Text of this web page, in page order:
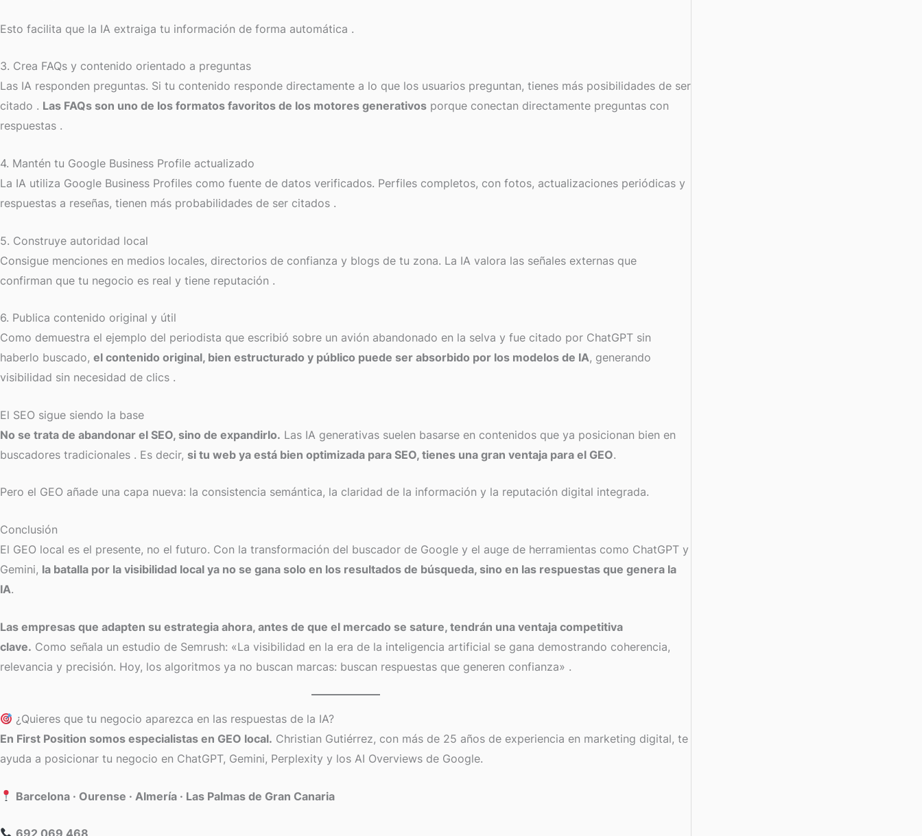
Esto facilita que la IA extraiga tu información de forma automática .
3. Crea FAQs y contenido orientado a preguntas
Las IA responden preguntas. Si tu contenido responde directamente a lo que los usuarios preguntan, tienes más posibilidades de ser
citado . Las FAQs son uno de los formatos favoritos de los motores generativos porque conectan directamente preguntas con
respuestas .
4. Mantén tu Google Business Profile actualizado
La IA utiliza Google Business Profiles como fuente de datos verificados. Perfiles completos, con fotos, actualizaciones periódicas y
respuestas a reseñas, tienen más probabilidades de ser citados .
5. Construye autoridad local
Consigue menciones en medios locales, directorios de confianza y blogs de tu zona. La IA valora las señales externas que
confirman que tu negocio es real y tiene reputación .
6. Publica contenido original y útil
Como demuestra el ejemplo del periodista que escribió sobre un avión abandonado en la selva y fue citado por ChatGPT sin
haberlo buscado, el contenido original, bien estructurado y público puede ser absorbido por los modelos de IA, generando
visibilidad sin necesidad de clics .
El SEO sigue siendo la base
No se trata de abandonar el SEO, sino de expandirlo. Las IA generativas suelen basarse en contenidos que ya posicionan bien en
buscadores tradicionales . Es decir, si tu web ya está bien optimizada para SEO, tienes una gran ventaja para el GEO.
Pero el GEO añade una capa nueva: la consistencia semántica, la claridad de la información y la reputación digital integrada.
Conclusión
El GEO local es el presente, no el futuro. Con la transformación del buscador de Google y el auge de herramientas como ChatGPT y
Gemini, la batalla por la visibilidad local ya no se gana solo en los resultados de búsqueda, sino en las respuestas que genera la
IA.
Las empresas que adapten su estrategia ahora, antes de que el mercado se sature, tendrán una ventaja competitiva
clave. Como señala un estudio de Semrush: «La visibilidad en la era de la inteligencia artificial se gana demostrando coherencia,
relevancia y precisión. Hoy, los algoritmos ya no buscan marcas: buscan respuestas que generen confianza» .
¿Quieres que tu negocio aparezca en las respuestas de la IA?
En First Position somos especialistas en GEO local. Christian Gutiérrez, con más de 25 años de experiencia en marketing digital, te
ayuda a posicionar tu negocio en ChatGPT, Gemini, Perplexity y los AI Overviews de Google.
Barcelona · Ourense · Almería · Las Palmas de Gran Canaria